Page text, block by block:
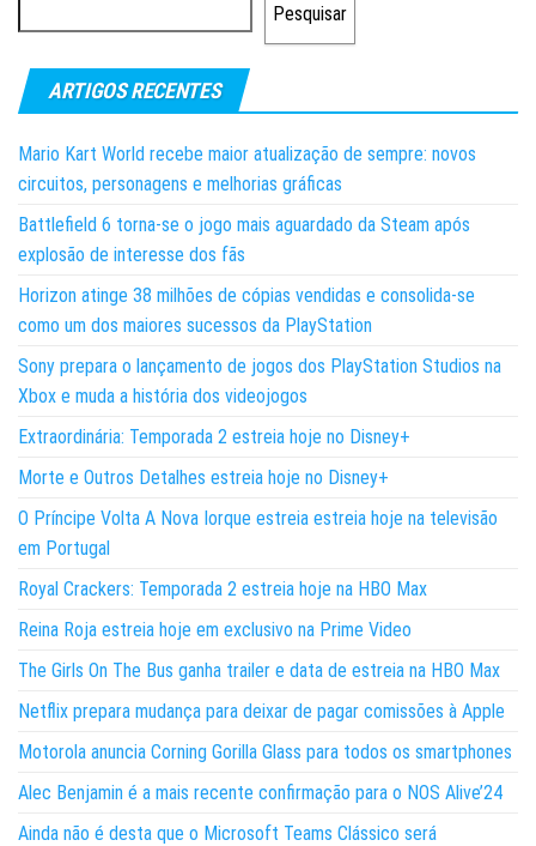
Pesquisar
ARTIGOS RECENTES
Mario Kart World recebe maior atualização de sempre: novos
circuitos, personagens e melhorias gráficas
Battlefield 6 torna-se o jogo mais aguardado da Steam após
explosão de interesse dos fãs
Horizon atinge 38 milhões de cópias vendidas e consolida-se
como um dos maiores sucessos da PlayStation
Sony prepara o lançamento de jogos dos PlayStation Studios na
Xbox e muda a história dos videojogos
Extraordinária: Temporada 2 estreia hoje no Disney+
Morte e Outros Detalhes estreia hoje no Disney+
O Príncipe Volta A Nova Iorque estreia estreia hoje na televisão
em Portugal
Royal Crackers: Temporada 2 estreia hoje na HBO Max
Reina Roja estreia hoje em exclusivo na Prime Video
The Girls On The Bus ganha trailer e data de estreia na HBO Max
Netflix prepara mudança para deixar de pagar comissões à Apple
Motorola anuncia Corning Gorilla Glass para todos os smartphones
Alec Benjamin é a mais recente confirmação para o NOS Alive’24
Ainda não é desta que o Microsoft Teams Clássico será